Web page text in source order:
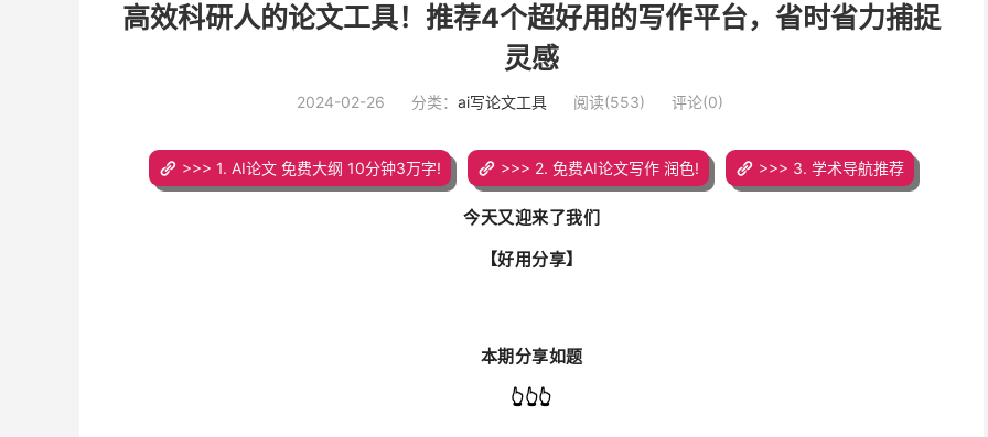
高效科研人的论文工具！推荐4个超好用的写作平台，省时省力捕捉
灵感
2024-02-26 分类： ai写论文工具 阅读(553) 评论(0)
>>> 1. AI论文 免费大纲 10分钟3万字! >>> 2. 免费AI论文写作 润色! >>> 3. 学术导航推荐
今天又迎来了我们
【好用分享】
本期分享如题
👆👆👆